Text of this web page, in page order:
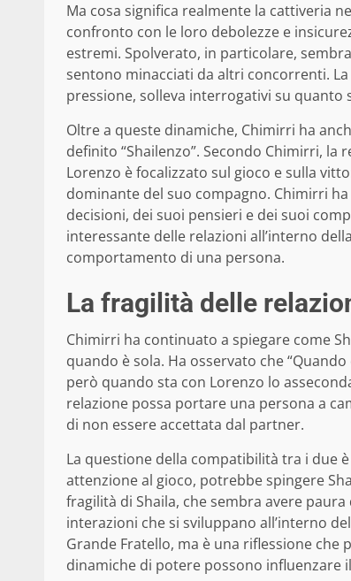
Ma cosa significa realmente la cattiveria
confronto con le loro debolezze e
estremi. Spolverato, in particolare,
sentono minacciati da altri concorrenti.
pressione, solleva interrogativi su
Oltre a queste dinamiche, Chimirri ha
definito “Shailenzo”. Secondo Chimirri,
Lorenzo è focalizzato sul gioco e sulla
dominante del suo compagno. Chimirri
decisioni, dei suoi pensieri e dei suoi
interessante delle relazioni all’interno
comportamento di una persona.
La fragilità delle
Chimirri ha continuato a spiegare come
quando è sola. Ha osservato che
però quando sta con Lorenzo lo
relazione possa portare una persona a
di non essere accettata dal partner.
La questione della compatibilità tra i due
attenzione al gioco, potrebbe spingere
fragilità di Shaila, che sembra avere
interazioni che si sviluppano all’interno
Grande Fratello, ma è una riflessione che
dinamiche di potere possono influenzare